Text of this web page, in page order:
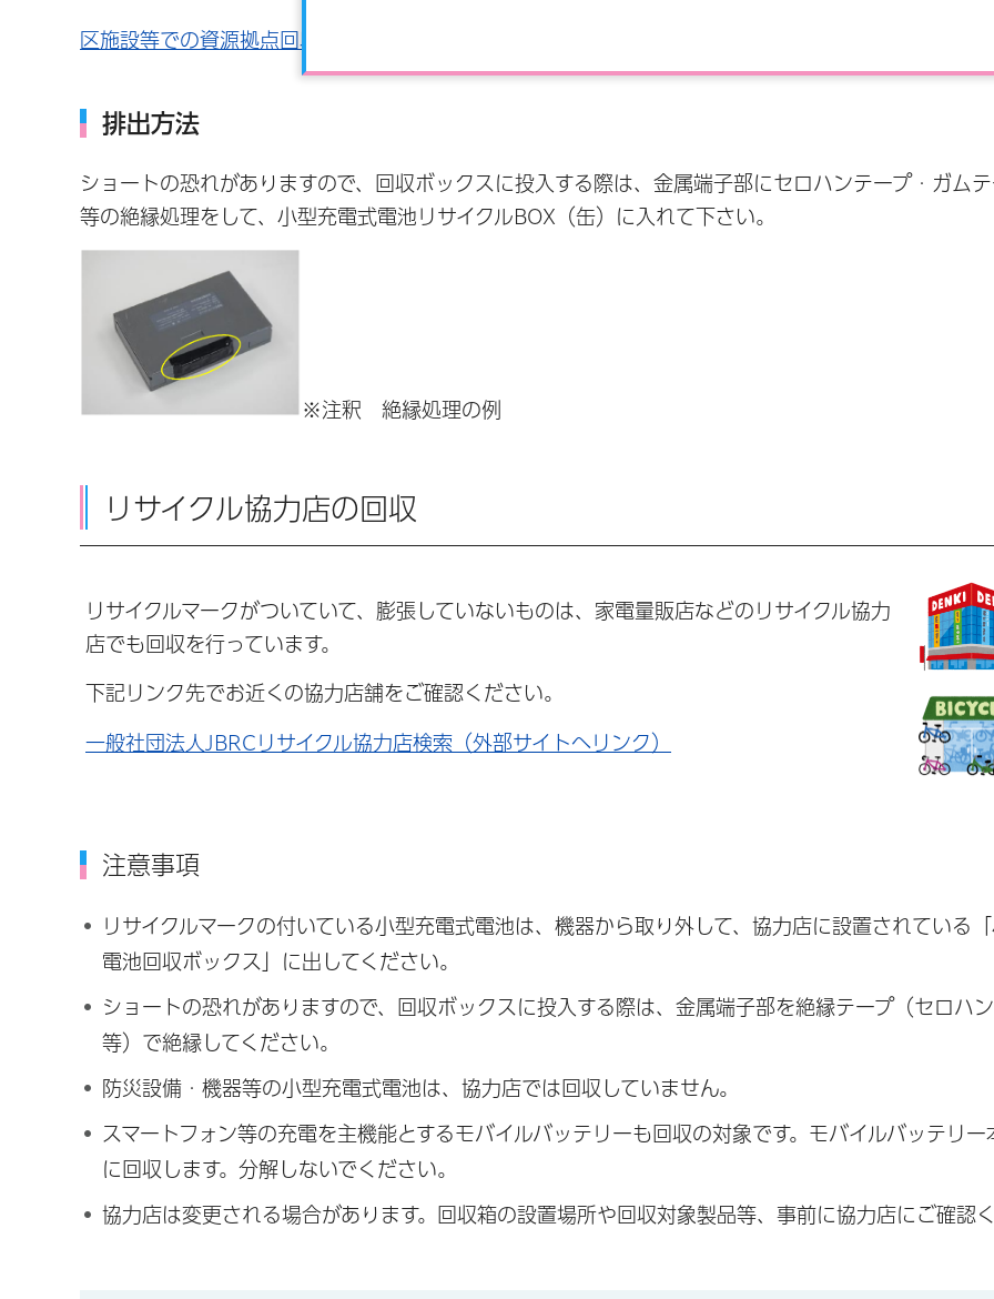
区施設等での資源拠点回収一覧はこちら
排出方法
ショートの恐れがありますので、回収ボックスに投入する際は、金属端子部にセロハンテープ・ガム
等の絶縁処理をして、小型充電式電池リサイクルBOX（缶）に入れて下さい。
※注釈 絶縁処理の例
リサイクル協力店の回収
リサイクルマークがついていて、膨張していないものは、家電量販店などのリサイクル協力
店でも回収を行っています。
下記リンク先でお近くの協力店舗をご確認ください。
一般社団法人JBRCリサイクル協力店検索（外部サイトへリンク）
注意事項
リサイクルマークの付いている小型充電式電池は、機器から取り外して、協力店に設置されている
電池回収ボックス」に出してください。
ショートの恐れがありますので、回収ボックスに投入する際は、金属端子部を絶縁テープ（セロハ
等）で絶縁してください。
防災設備・機器等の小型充電式電池は、協力店では回収していません。
スマートフォン等の充電を主機能とするモバイルバッテリーも回収の対象です。モバイルバッテリー
に回収します。分解しないでください。
協力店は変更される場合があります。回収箱の設置場所や回収対象製品等、事前に協力店にご確認